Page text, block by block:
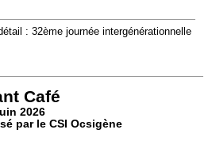
: 32ème journée intergénérationnelle
Café
2026
par le CSI Ocsigène